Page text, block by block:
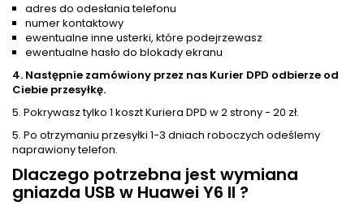
adres do odesłania telefonu
numer kontaktowy
ewentualne inne usterki, które podejrzewasz
ewentualne hasło do blokady ekranu
4. Następnie zamówiony przez nas Kurier DPD odbierze od
Ciebie przesyłkę.
5. Pokrywasz tylko 1 koszt Kuriera DPD w 2 strony - 20 zł.
5. Po otrzymaniu przesyłki 1-3 dniach roboczych odeślemy
naprawiony telefon.
Dlaczego potrzebna jest wymiana
gniazda USB w Huawei Y6 II ?